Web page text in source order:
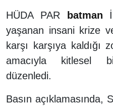
HÜDA PAR
batman
yaşanan insani krize
karşı karşıya kaldığı
amacıyla kitlesel
düzenledi.
Basın açıklamasında,